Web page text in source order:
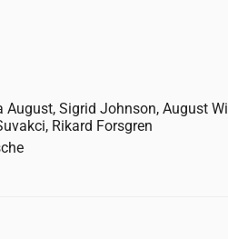
Sigrid Johnson, August
Rikard Forsgren